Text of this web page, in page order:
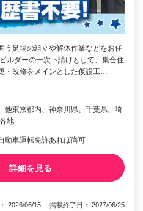
う足場の組立や解体作業などをお任
ルダーの一次下請けとして、集合住
・改修をメインとした仮設工…
他東京都内、神奈川県、千葉県、埼
地
動車運転免許あれば尚可
詳細を見る
2026/06/15 掲載終了日： 2027/06/25